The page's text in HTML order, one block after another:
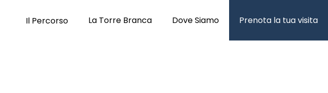
Il Percorso La Torre Branca Dove Siamo Prenota la tua visita